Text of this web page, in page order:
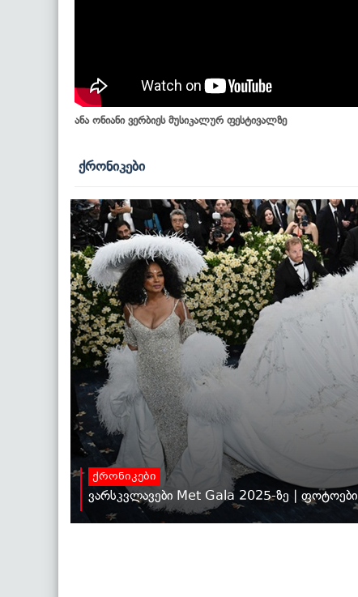
ანა ონიანი ვერბიეს მუსიკალურ ფესტივალზე
ქრონიკები
ქრონიკები
ვარსკვლავები Met Gala 2025-ზე | ფოტოები